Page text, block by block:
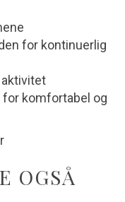
for kontinuerlig
komfortabel og
OGSÅ